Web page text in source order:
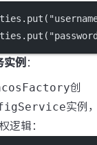
put (
put (
实例 ：
创
实例
逻辑：